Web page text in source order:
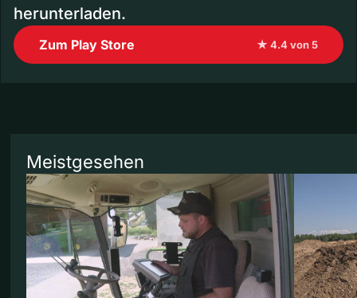
herunterladen.
Zum Play Store ★ 4.4 von 5
Meistgesehen